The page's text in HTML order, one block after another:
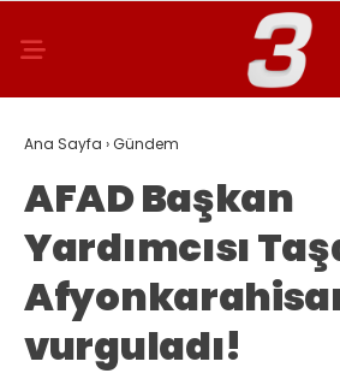
Ana Sayfa ›Gündem
AFAD Başkan
Yardımcısı
vurguladı!